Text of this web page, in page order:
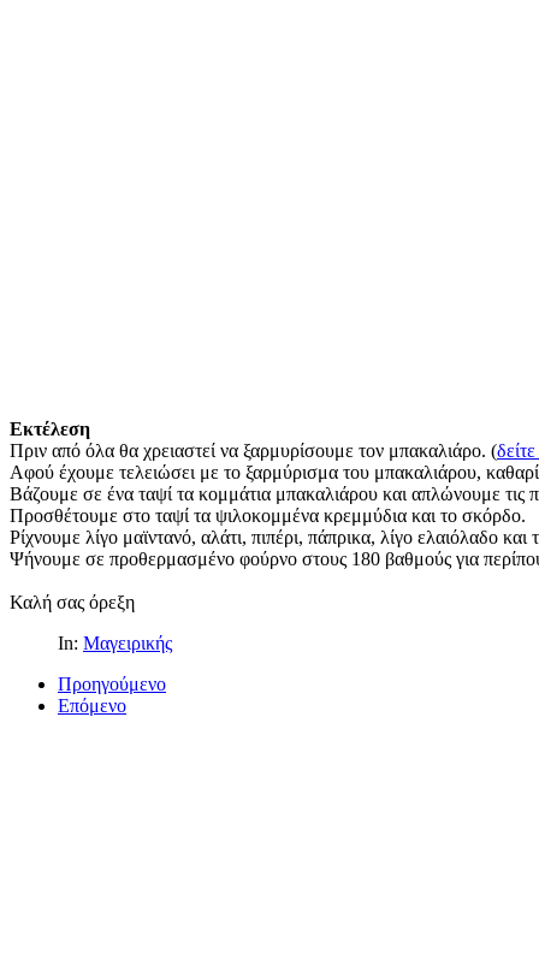
Εκτέλεση
Πριν από όλα θα χρειαστεί να ξαρμυρίσουμε τον μπακαλιάρο. (
Αφού έχουμε τελειώσει με το ξαρμύρισμα του μπακαλιάρου,
Βάζουμε σε ένα ταψί τα κομμάτια μπακαλιάρου και απλώνουμε τις
Προσθέτουμε στο ταψί τα ψιλοκομμένα κρεμμύδια και το σκόρδο.
Ρίχνουμε λίγο μαϊντανό, αλάτι, πιπέρι, πάπρικα, λίγο ελαιόλαδο
Ψήνουμε σε προθερμασμένο φούρνο στους 180 βαθμούς για
Καλή σας όρεξη
In: Μαγειρικής
Προηγούμενο
Επόμενο